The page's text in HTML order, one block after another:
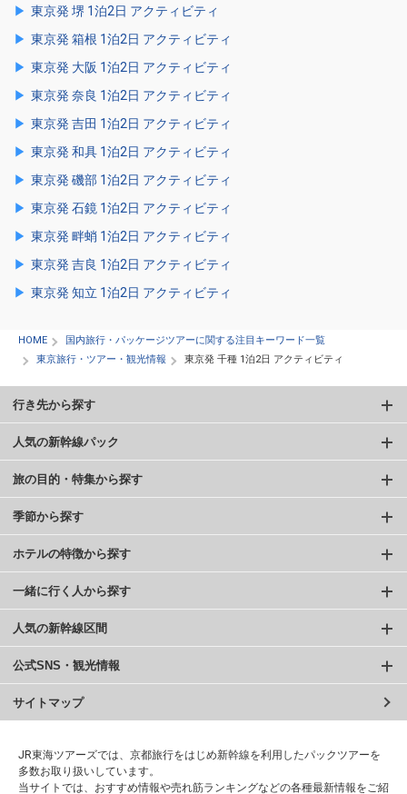
東京発 堺 1泊2日 アクティビティ
東京発 箱根 1泊2日 アクティビティ
東京発 大阪 1泊2日 アクティビティ
東京発 奈良 1泊2日 アクティビティ
東京発 吉田 1泊2日 アクティビティ
東京発 和具 1泊2日 アクティビティ
東京発 磯部 1泊2日 アクティビティ
東京発 石鏡 1泊2日 アクティビティ
東京発 畔蛸 1泊2日 アクティビティ
東京発 吉良 1泊2日 アクティビティ
東京発 知立 1泊2日 アクティビティ
HOME
国内旅行・パッケージツアーに関する注目キーワード一覧
東京旅行・ツアー・観光情報
東京発 千種 1泊2日 アクティビティ
行き先から探す
人気の新幹線パック
旅の目的・特集から探す
季節から探す
ホテルの特徴から探す
一緒に行く人から探す
人気の新幹線区間
公式SNS・観光情報
サイトマップ
JR東海ツアーズでは、京都旅行をはじめ新幹線を利用したパックツアーを
多数お取り扱いしています。
当サイトでは、おすすめ情報や売れ筋ランキングなどの各種最新情報をご紹